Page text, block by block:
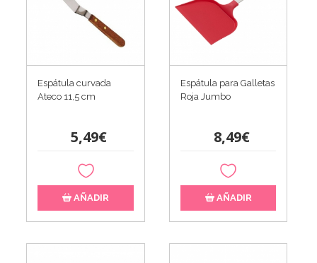
Espátula curvada
Ateco 11,5 cm
5,49€
AÑADIR
Espátula para Galletas
Roja Jumbo
8,49€
AÑADIR